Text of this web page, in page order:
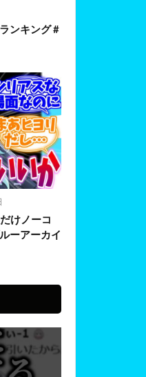
ンキング #
けノーコ
ーアーカイ